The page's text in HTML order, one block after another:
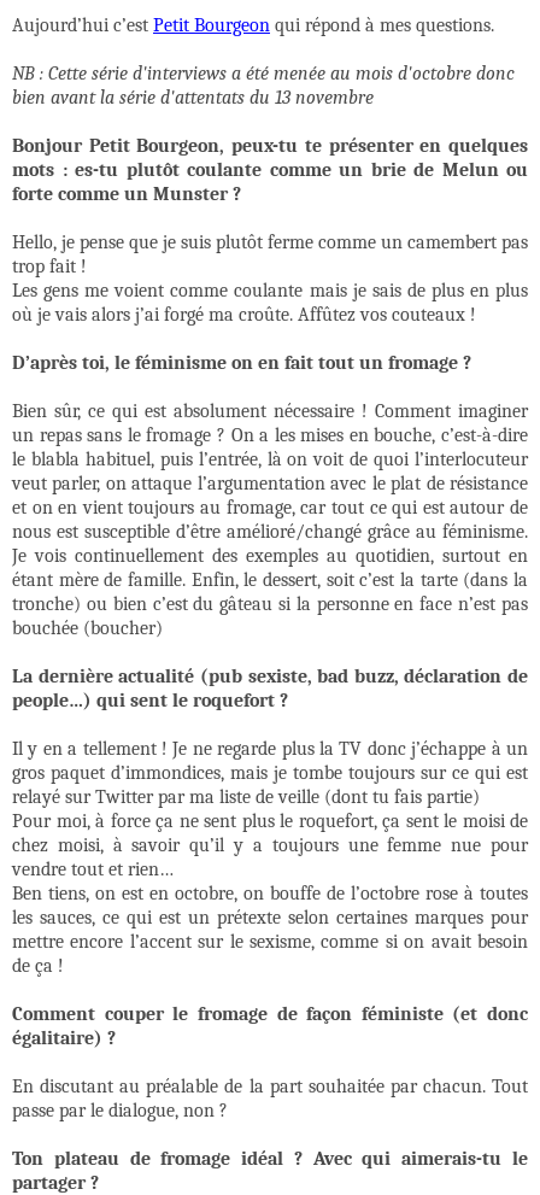
Aujourd’hui c’est Petit Bourgeon qui répond à mes questions.
NB : Cette série d'interviews a été menée au mois d'octobre donc
bien avant la série d'attentats du 13 novembre
Bonjour Petit Bourgeon, peux-tu te présenter en quelques
mots : es-tu plutôt coulante comme un brie de Melun ou
forte comme un Munster ?
Hello, je pense que je suis plutôt ferme comme un camembert pas
trop fait !
Les gens me voient comme coulante mais je sais de plus en plus
où je vais alors j’ai forgé ma croûte. Affûtez vos couteaux !
D’après toi, le féminisme on en fait tout un fromage ?
Bien sûr, ce qui est absolument nécessaire ! Comment imaginer
un repas sans le fromage ? On a les mises en bouche, c’est-à-dire
le blabla habituel, puis l’entrée, là on voit de quoi l’interlocuteur
veut parler, on attaque l’argumentation avec le plat de résistance
et on en vient toujours au fromage, car tout ce qui est autour de
nous est susceptible d’être amélioré/changé grâce au féminisme.
Je vois continuellement des exemples au quotidien, surtout en
étant mère de famille. Enfin, le dessert, soit c’est la tarte (dans la
tronche) ou bien c’est du gâteau si la personne en face n’est pas
bouchée (boucher)
La dernière actualité (pub sexiste, bad buzz, déclaration de
people…) qui sent le roquefort ?
Il y en a tellement ! Je ne regarde plus la TV donc j’échappe à un
gros paquet d’immondices, mais je tombe toujours sur ce qui est
relayé sur Twitter par ma liste de veille (dont tu fais partie)
Pour moi, à force ça ne sent plus le roquefort, ça sent le moisi de
chez moisi, à savoir qu’il y a toujours une femme nue pour
vendre tout et rien…
Ben tiens, on est en octobre, on bouffe de l’octobre rose à toutes
les sauces, ce qui est un prétexte selon certaines marques pour
mettre encore l’accent sur le sexisme, comme si on avait besoin
de ça !
Comment couper le fromage de façon féministe (et donc
égalitaire) ?
En discutant au préalable de la part souhaitée par chacun. Tout
passe par le dialogue, non ?
Ton plateau de fromage idéal ? Avec qui aimerais-tu le
partager ?